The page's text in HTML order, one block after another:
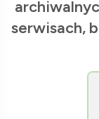
serwisach,